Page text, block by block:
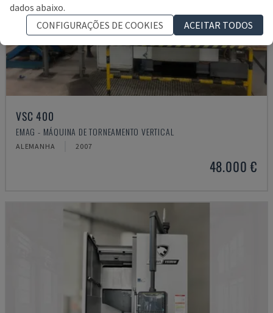
VSC 400
EMAG - MÁQUINA DE TORNEAMENTO VERTICAL
ALEMANHA 2007
48.000 €
dados abaixo.
CONFIGURAÇÕES DE COOKIES
ACEITAR TODOS